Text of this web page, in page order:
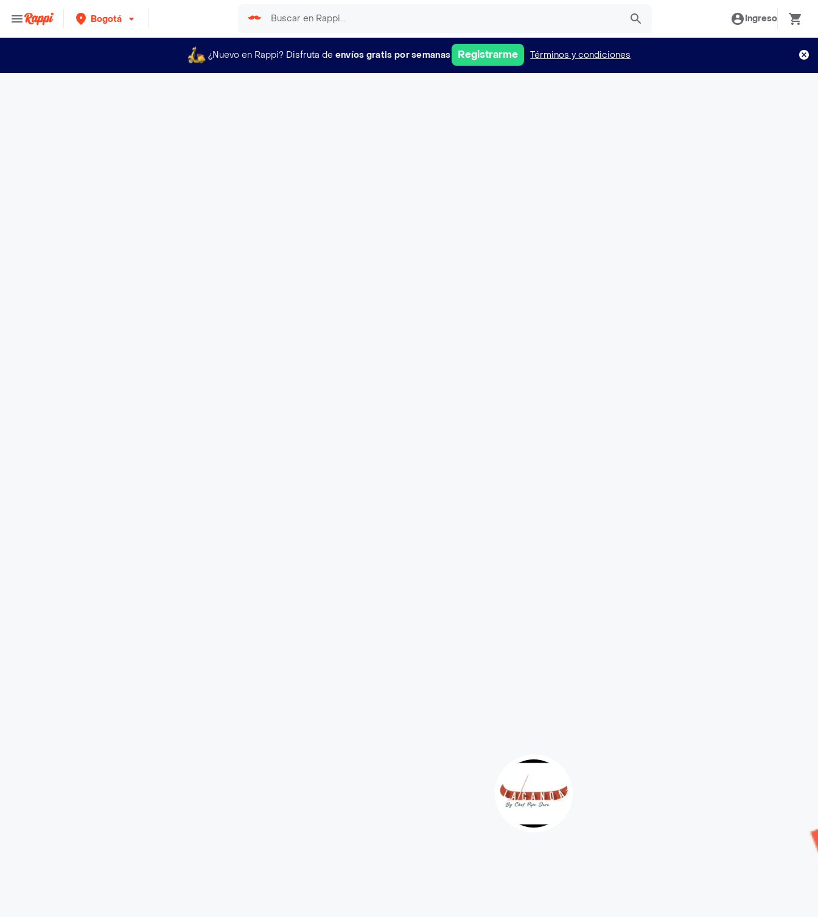
Bogotá Ingreso
¿Nuevo en Rappi? Disfruta de envíos gratis por semanas Registrarme Términos y condiciones